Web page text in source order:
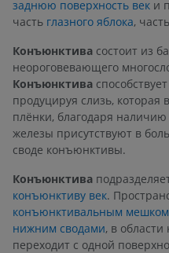
заднюю поверхность век и
часть глазного яблока, часть
Конъюнктива состоит из
неороговевающего
Конъюнктива
продуцируя слизь, которая
плёнки, благодаря наличию
железы присутствуют в
своде конъюнктивы.
Конъюнктива
конъюнктиву век.
конъюнктивальным мешком
нижним сводами, в
переходит с одной